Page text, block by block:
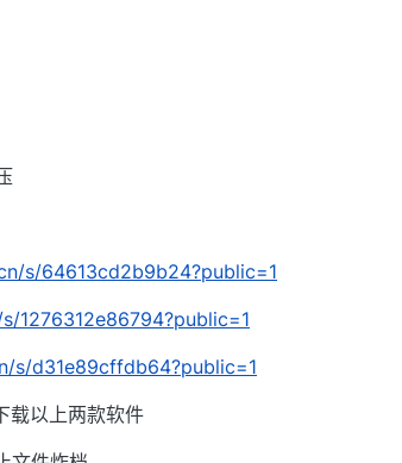
s/64613cd2b9b24?public=1
1276312e86794?public=1
s/d31e89cffdb64?public=1
载以上两款软件